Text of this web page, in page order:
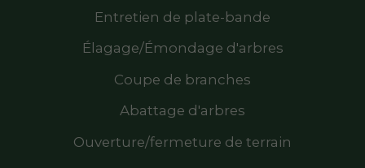
Entretien de plate-bande
Élagage/Émondage d'arbres
Coupe de branches
Abattage d'arbres
Ouverture/fermeture de terrain